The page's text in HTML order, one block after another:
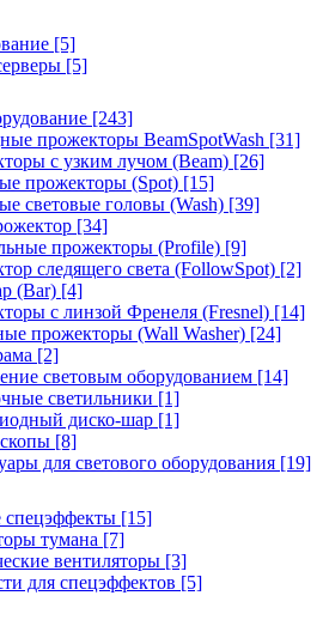
[5]
[5]
[243]
прожекторы BeamSpotWash [31]
с узким лучом (Beam) [26]
прожекторы (Spot) [15]
световые головы (Wash) [39]
[34]
прожекторы (Profile) [9]
следящего света (FollowSpot) [2]
(Bar) [4]
с линзой Френеля (Fresnel) [14]
прожекторы (Wall Washer) [24]
[2]
световым оборудованием [14]
светильники [1]
диско-шар [1]
[8]
для светового оборудования [19]
спецэффекты [15]
тумана [7]
вентиляторы [3]
для спецэффектов [5]